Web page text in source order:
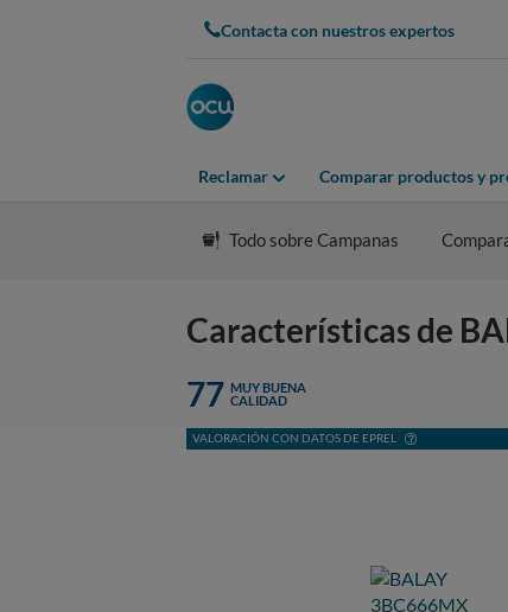
Contacta con nuestros expertos
Reclamar Comparar productos y
Todo sobre Campanas
Características de
77 MUY BUENA
CALIDAD
VALORACIÓN CON DATOS DE EPREL